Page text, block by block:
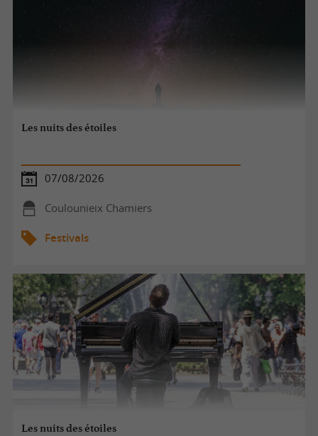
Les nuits des étoiles
07/08/2026
Coulounieix Chamiers
Festivals
Les nuits des étoiles